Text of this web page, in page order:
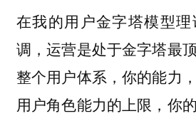
在我的用户金字塔模型
调，运营是处于金字塔最
整个用户体系，你的能力
用户角色能力的上限，你